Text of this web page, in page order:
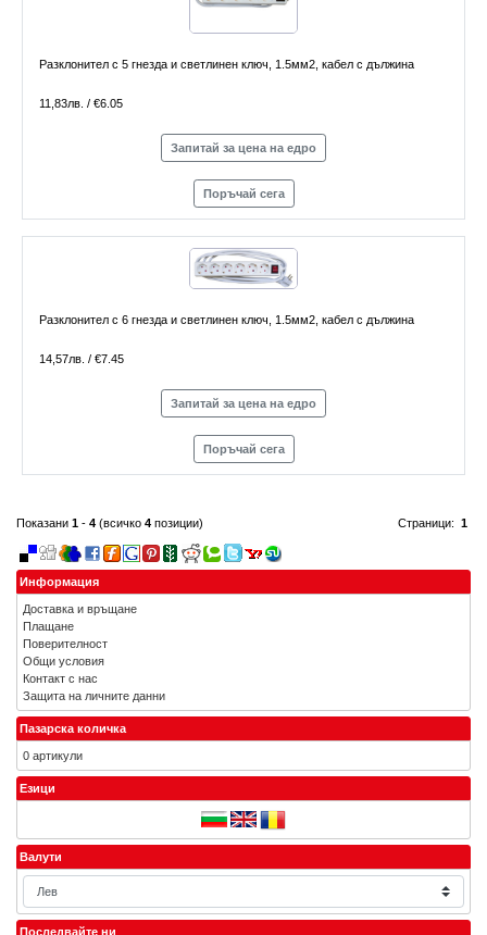
Разклонител с 5 гнезда и светлинен ключ, 1.5мм2, кабел с дължина
11,83лв. / €6.05
Запитай за цена на едро
Поръчай сега
Разклонител с 6 гнезда и светлинен ключ, 1.5мм2, кабел с дължина
14,57лв. / €7.45
Запитай за цена на едро
Поръчай сега
Страници: 1
Показани 1 - 4 (всичко 4 позиции)
Информация
Доставка и връщане
Плащане
Поверителност
Общи условия
Контакт с нас
Защита на личните данни
Пазарска количка
0 артикули
Езици
Валути
Последвайте ни